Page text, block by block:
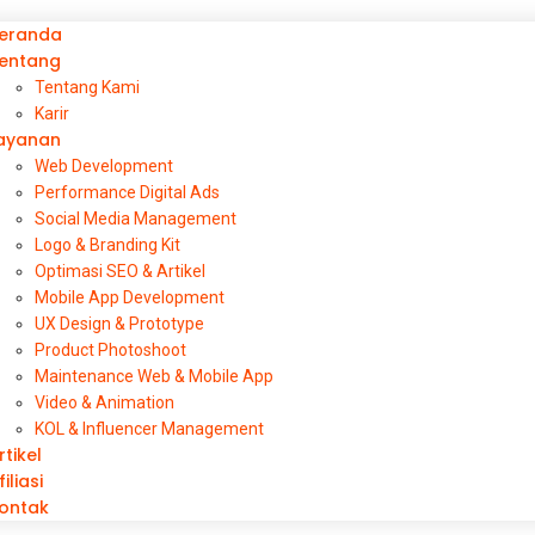
Tentang Kami
Karir
Web Development
Performance Digital Ads
Social Media Management
Logo & Branding Kit
Optimasi SEO & Artikel
Mobile App Development
UX Design & Prototype
Product Photoshoot
Maintenance Web & Mobile App
Video & Animation
KOL & Influencer Management
Kunci Sukses